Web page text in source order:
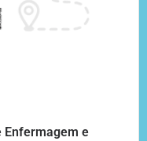
Enfermagem e